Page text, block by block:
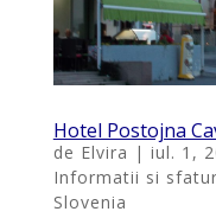
Hotel Postojna
de Elvira | iul. 1,
Informatii si
Slovenia